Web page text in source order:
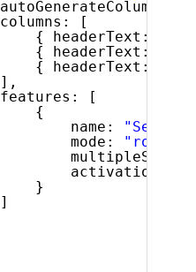
autoGenerateColumns:
columns: [
{ headerText:
{ headerText:
{ headerText:
],
features: [
{
name:
mode:
"row"
activation:
}
]